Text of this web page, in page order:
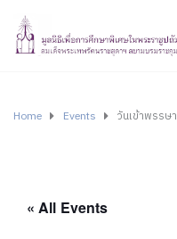
Home Events วันเข้าพรรษา
« All Events